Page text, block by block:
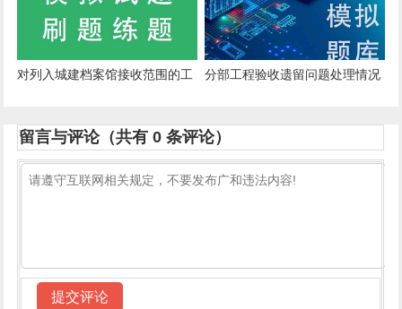
补充和完善监理文件资料，对改
变的部位，应当重新编写，并在
工程竣工验收后()个月内向城建
对列入城建档案馆接收范围的工
地城建档案馆移交一套符合规定
的工程档案。
分部工程验收遗留问题处理情况
代表签字，书面记录应随()一并
归档。
留言与评论（共有0 条评论）